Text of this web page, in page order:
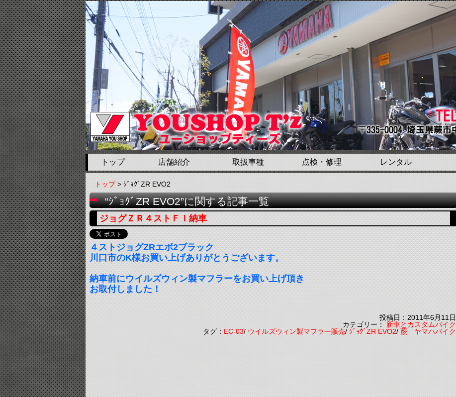
トップ 店舗紹介 取扱車種 点検・修理 レンタル
トップ> ｼﾞｮｸﾞZR EVO2
“ｼﾞｮｸﾞZR EVO2”に関する記事一覧
ジョグＺＲ４ストＦＩ納車
４ストジョグZRエボ2ブラック
川口市のK様お買い上げありがとうございます。
納車前にウイルズウィン製マフラーをお買い上げ頂き
お取付しました！
投稿日：2011年6月11日
カテゴリー：新車とカスタムバイク
タグ：EC-03/ウイルズウィン製マフラー販売/ｼﾞｮｸﾞZR EVO2/蕨 ヤマハバイク